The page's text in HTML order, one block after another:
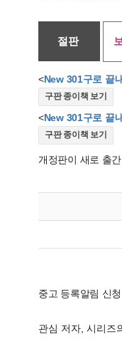
절판
<New 301구로 끝
구판 종이책 보기
<New 301구로 끝
구판 종이책 보기
개정판이 새로 출
중고 등록알림 신청
관심 저자, 시리즈